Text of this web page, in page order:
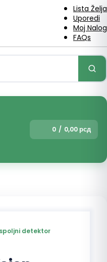
Lista Želja
Uporedi
Moj Nalog
FAQs
0 / 0,00 рсд
spoljni detektor